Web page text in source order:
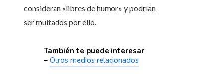
consideran «libres de humor» y podrían
ser multados por ello.
También te puede interesar
– Otros medios relacionados